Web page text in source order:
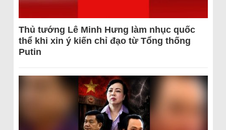
Thủ tướng Lê Minh Hưng làm nhục quốc
thể khi xin ý kiến chỉ đạo từ Tổng thống
Putin